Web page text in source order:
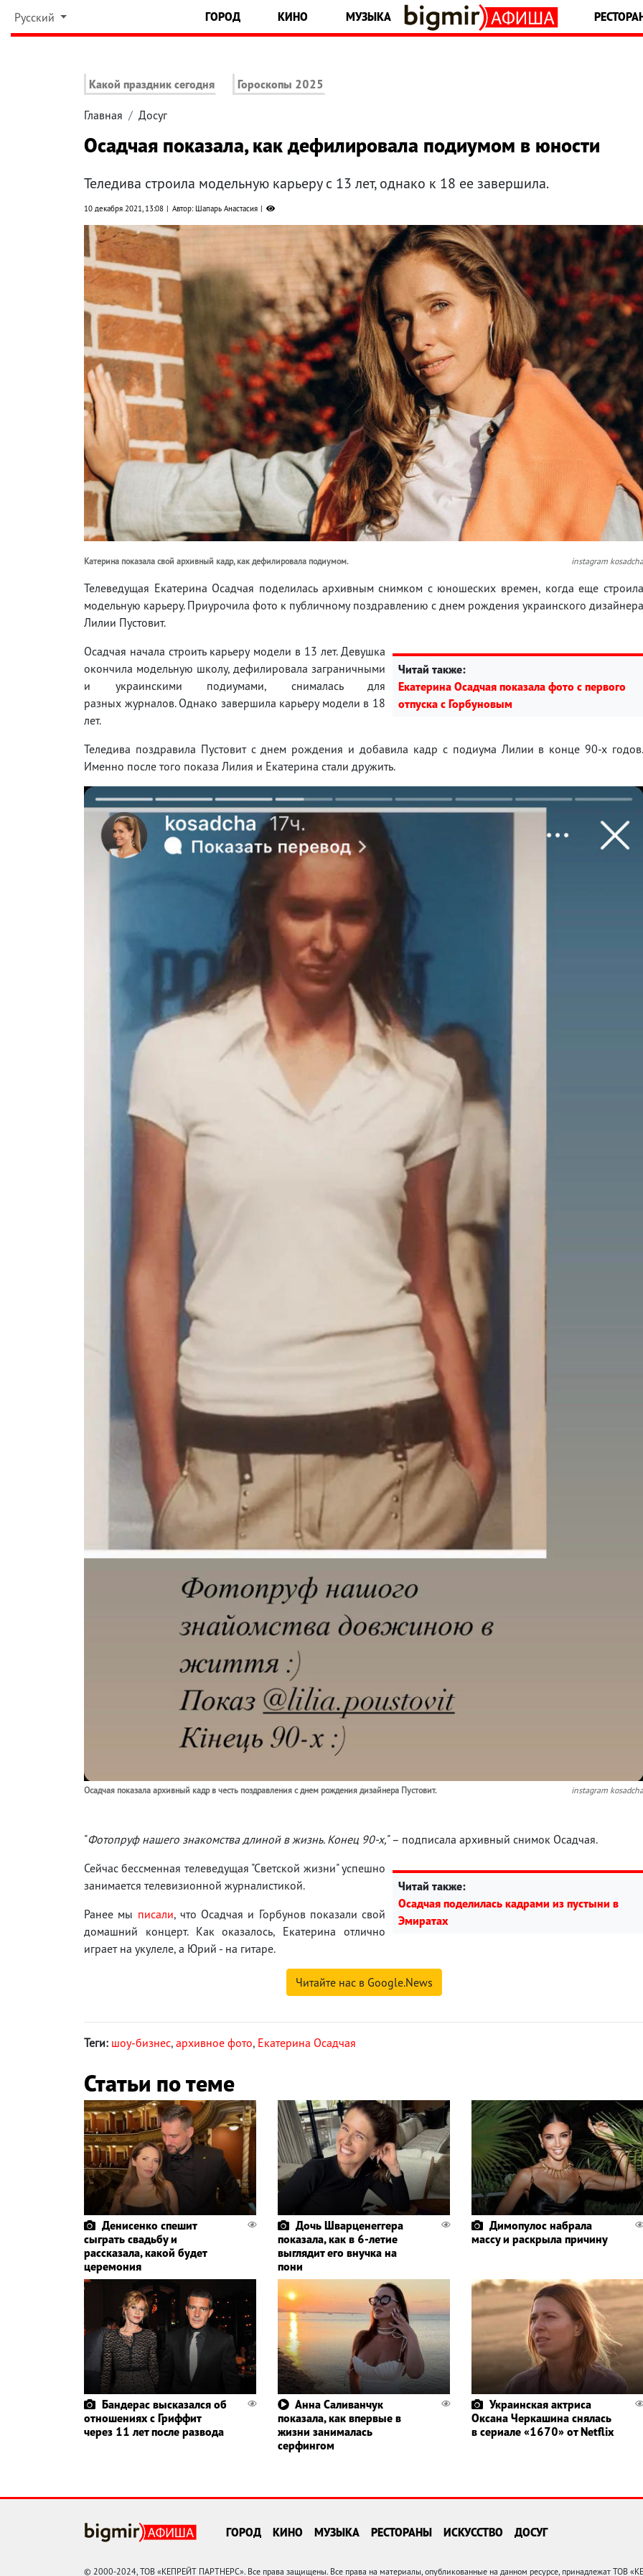
Русский ГОРОД КИНО МУЗЫКА
Какой праздник сегодня Гороскопы 2025
Главная Досуг
Осадчая показала, как дефилировала подиумом в юности
Теледива строила модельную карьеру с 13 лет, однако к 18 ее завершила.
10 декабря 2021, 13:08 Автор: Шапарь Анастасия
Катерина показала свой архивный кадр, как дефилировала подиумом. instagram kosadcha
Телеведущая Екатерина Осадчая поделилась архивным снимком с юношеских времен, когда еще строила
модельную карьеру. Приурочила фото к публичному поздравлению с днем рождения украинского дизайнера
Лилии Пустовит.
Читай также:
Екатерина Осадчая показала фото с первого
отпуска с Горбуновым
Осадчая начала строить карьеру модели в 13 лет. Девушка
окончила модельную школу, дефилировала заграничными
и украинскими подиумами, снималась для
разных журналов. Однако завершила карьеру модели в 18
лет.
Теледива поздравила Пустовит с днем рождения и добавила кадр с подиума Лилии в конце 90-х годов.
Именно после того показа Лилия и Екатерина стали дружить.
Осадчая показала архивный кадр в честь поздравления с днем рождения дизайнера Пустовит. instagram kosadcha
"Фотопруф нашего знакомства длиной в жизнь. Конец 90-х," – подписала архивный снимок Осадчая.
Читай также:
Осадчая поделилась кадрами из пустыни в
Эмиратах
Сейчас бессменная телеведущая "Светской жизни" успешно
занимается телевизионной журналистикой.
Ранее мы писали, что Осадчая и Горбунов показали свой
домашний концерт. Как оказалось, Екатерина отлично
играет на укулеле, а Юрий - на гитаре.
Читайте нас в Google.News
Теги: шоу-бизнес, архивное фото, Екатерина Осадчая
Статьи по теме
Денисенко спешит
сыграть свадьбу и
рассказала, какой будет
церемония
Дочь Шварценеггера
показала, как в 6-летие
выглядит его внучка на
пони
Димопулос набрала
массу и раскрыла причину
Бандерас высказался об
отношениях с Гриффит
через 11 лет после развода
Анна Саливанчук
показала, как впервые в
жизни занималась
серфингом
Украинская актриса
Оксана Черкашина снялась
в сериале «1670» от Netflix
ГОРОД КИНО МУЗЫКА РЕСТОРАНЫ ИСКУССТВО ДОСУГ
© 2000-2024, ТОВ «КЕПРЕЙТ ПАРТНЕРС». Все права защищены. Все права на материалы, опубликованные на данном ресурсе, принадлежат ТОВ